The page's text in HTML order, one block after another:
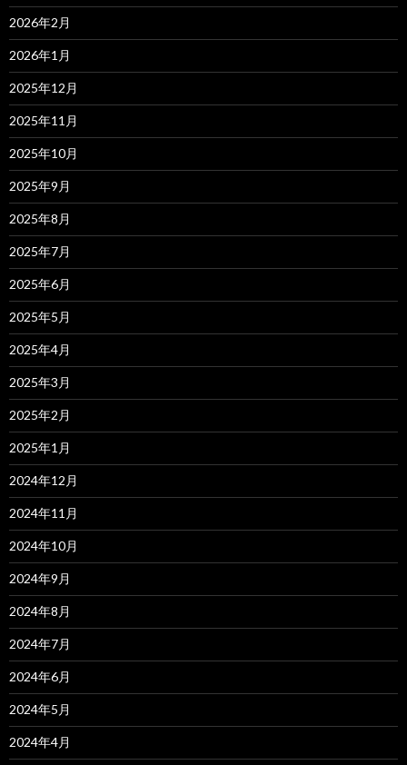
2026年2月
2026年1月
2025年12月
2025年11月
2025年10月
2025年9月
2025年8月
2025年7月
2025年6月
2025年5月
2025年4月
2025年3月
2025年2月
2025年1月
2024年12月
2024年11月
2024年10月
2024年9月
2024年8月
2024年7月
2024年6月
2024年5月
2024年4月